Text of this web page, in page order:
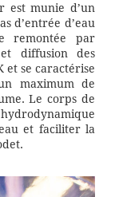
est munie d’un
d’entrée d’eau
remontée par
diffusion des
et se caractérise
maximum de
Le corps de
et faciliter la